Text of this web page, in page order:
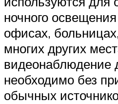
ночного
офисах,
многих других
видеонаблюдение
необходимо без
обычных